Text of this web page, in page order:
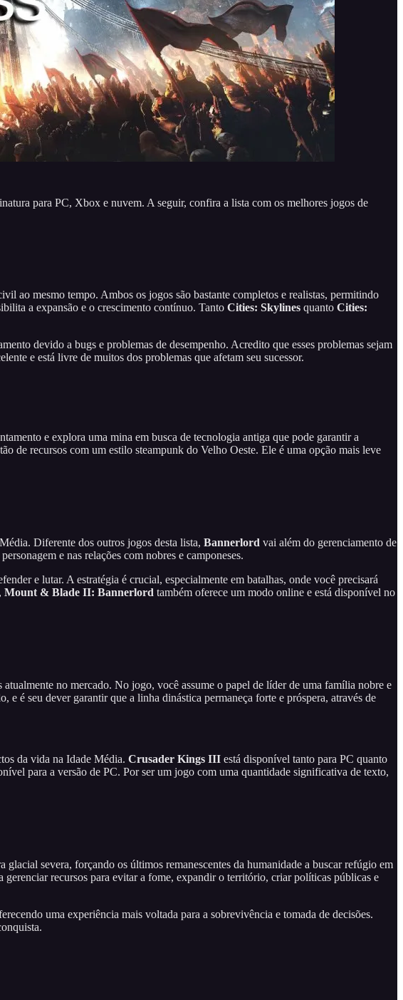
para PC, Xbox e nuvem. A seguir, confira a lista com os melhores jogos de
ao mesmo tempo. Ambos os jogos são bastante completos e realistas, permitindo
a expansão e o crescimento contínuo. Tanto Cities: Skylines quanto Cities:
devido a bugs e problemas de desempenho. Acredito que esses problemas sejam
e está livre de muitos dos problemas que afetam seu sucessor.
e explora uma mina em busca de tecnologia antiga que pode garantir a
de recursos com um estilo steampunk do Velho Oeste. Ele é uma opção mais leve
Diferente dos outros jogos desta lista, Bannerlord vai além do gerenciamento de
e nas relações com nobres e camponeses.
e lutar. A estratégia é crucial, especialmente em batalhas, onde você precisará
Mount & Blade II: Bannerlord também oferece um modo online e está disponível no
no mercado. No jogo, você assume o papel de líder de uma família nobre e
e é seu dever garantir que a linha dinástica permaneça forte e próspera, através de
da vida na Idade Média. Crusader Kings III está disponível tanto para PC quanto
para a versão de PC. Por ser um jogo com uma quantidade significativa de texto,
severa, forçando os últimos remanescentes da humanidade a buscar refúgio em
gerenciar recursos para evitar a fome, expandir o território, criar políticas públicas e
uma experiência mais voltada para a sobrevivência e tomada de decisões.